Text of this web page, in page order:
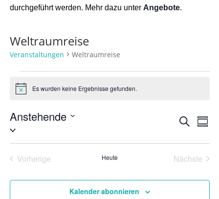
durchgeführt werden. Mehr dazu unter Angebote.
Weltraumreise
Veranstaltungen Weltraumreise
Veranstaltungen
HinweisEs wurden keine Ergebnisse gefunden.
und
Suche
Anstehende
Datum
Vorherige
Heute
Nächste
Kalender abonnieren